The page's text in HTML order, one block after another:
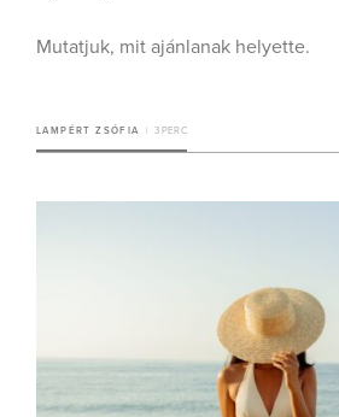
Mutatjuk, mit ajánlanak helyette.
LAMPÉRT ZSÓFIA 3 PERC